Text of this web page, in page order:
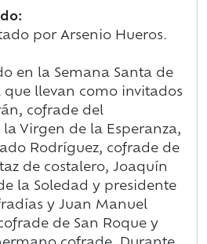
por Arsenio Hueros.
en la Semana Santa de
que llevan como invitados
cofrade del
Virgen de la Esperanza,
Rodríguez, cofrade de
de costalero, Joaquín
la Soledad y presidente
y Juan Manuel
de San Roque y